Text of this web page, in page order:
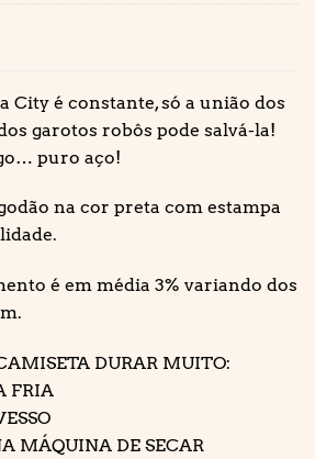
City é constante, só a união dos
garotos robôs pode salvá-la!
puro aço!
na cor preta com estampa
é em média 3% variando dos
DURAR MUITO:
FRIA
MÁQUINA DE SECAR